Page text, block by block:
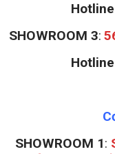
SHOWROOM 3:
SHOWROOM 1: